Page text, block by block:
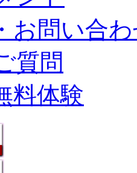
お問い合
質問
料体験